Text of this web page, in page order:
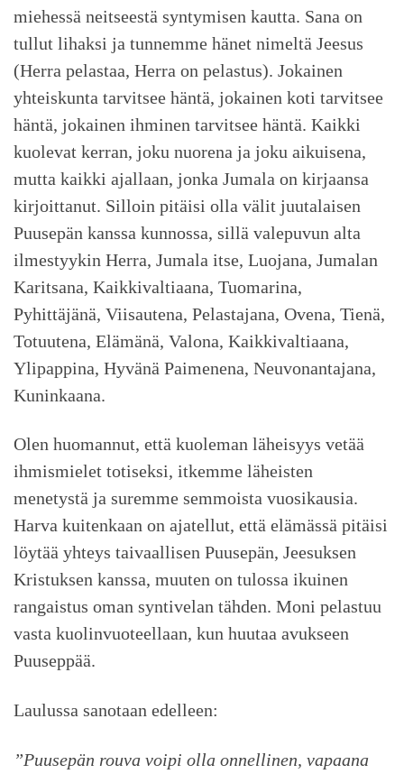
miehessä neitseestä syntymisen kautta. Sana on
tullut lihaksi ja tunnemme hänet nimeltä Jeesus
(Herra pelastaa, Herra on pelastus). Jokainen
yhteiskunta tarvitsee häntä, jokainen koti tarvitsee
häntä, jokainen ihminen tarvitsee häntä. Kaikki
kuolevat kerran, joku nuorena ja joku aikuisena,
mutta kaikki ajallaan, jonka Jumala on kirjaansa
kirjoittanut. Silloin pitäisi olla välit juutalaisen
Puusepän kanssa kunnossa, sillä valepuvun alta
ilmestyykin Herra, Jumala itse, Luojana, Jumalan
Karitsana, Kaikkivaltiaana, Tuomarina,
Pyhittäjänä, Viisautena, Pelastajana, Ovena, Tienä,
Totuutena, Elämänä, Valona, Kaikkivaltiaana,
Ylipappina, Hyvänä Paimenena, Neuvonantajana,
Kuninkaana.
Olen huomannut, että kuoleman läheisyys vetää
ihmismielet totiseksi, itkemme läheisten
menetystä ja suremme semmoista vuosikausia.
Harva kuitenkaan on ajatellut, että elämässä pitäisi
löytää yhteys taivaallisen Puusepän, Jeesuksen
Kristuksen kanssa, muuten on tulossa ikuinen
rangaistus oman syntivelan tähden. Moni pelastuu
vasta kuolinvuoteellaan, kun huutaa avukseen
Puuseppää.
Laulussa sanotaan edelleen:
”Puusepän rouva voipi olla onnellinen, vapaana